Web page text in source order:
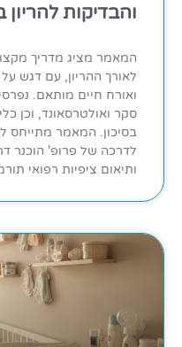
והבדיקות להריון
המאמר מציג מדריך
לאורך ההריון, עם דגש
ואורח חיים מותאם.
סקר ואולטרסאונד, וכן
בסיכון. המאמר מתייחס
לדרכה של פרופ' הוכנר
ותיאום ציפיות רפואי